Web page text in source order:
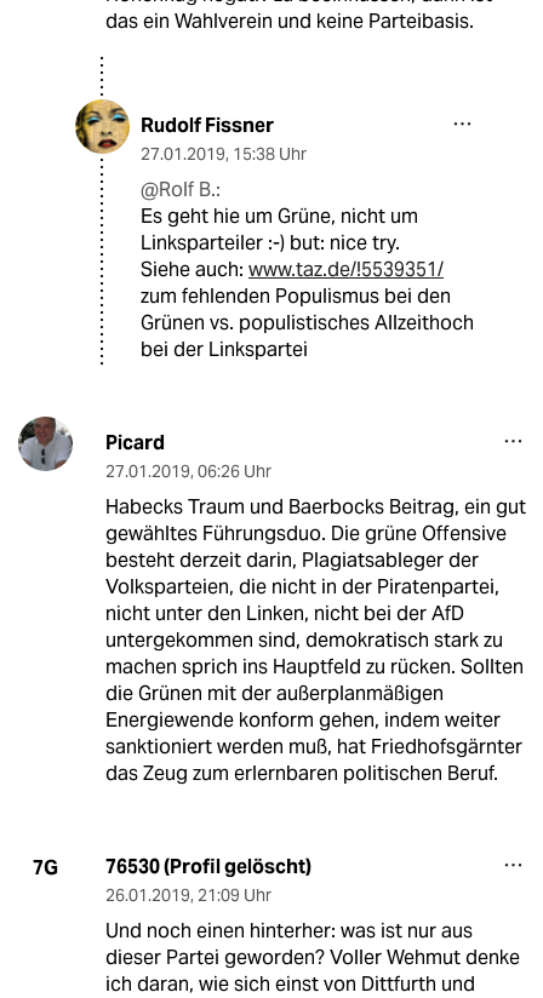
das ein Wahlverein und keine Parteibasis.
Rudolf Fissner
27.01.2019, 15:38 Uhr
@Rolf B.:
Es geht hie um Grüne, nicht um
Linksparteiler :-) but: nice try.
Siehe auch: www.taz.de/!5539351/
zum fehlenden Populismus bei den
Grünen vs. populistisches Allzeithoch
bei der Linkspartei
Picard
27.01.2019, 06:26 Uhr
Habecks Traum und Baerbocks Beitrag, ein gut
gewähltes Führungsduo. Die grüne Offensive
besteht derzeit darin, Plagiatsableger der
Volksparteien, die nicht in der Piratenpartei,
nicht unter den Linken, nicht bei der AfD
untergekommen sind, demokratisch stark zu
machen sprich ins Hauptfeld zu rücken. Sollten
die Grünen mit der außerplanmäßigen
Energiewende konform gehen, indem weiter
sanktioniert werden muß, hat Friedhofsgärnter
das Zeug zum erlernbaren politischen Beruf.
7G 76530 (Profil gelöscht)
26.01.2019, 21:09 Uhr
Und noch einen hinterher: was ist nur aus
dieser Partei geworden? Voller Wehmut denke
ich daran, wie sich einst von Dittfurth und